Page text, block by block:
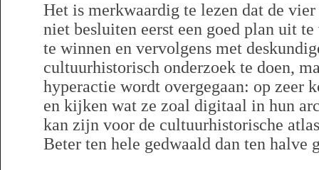
Het is merkwaardig te lezen dat de
niet besluiten eerst een goed plan uit
te winnen en vervolgens met
cultuurhistorisch onderzoek te doen,
hyperactie wordt overgegaan: op zeer
en kijken wat ze zoal digitaal in hun
kan zijn voor de cultuurhistorische
Beter ten hele gedwaald dan ten halve